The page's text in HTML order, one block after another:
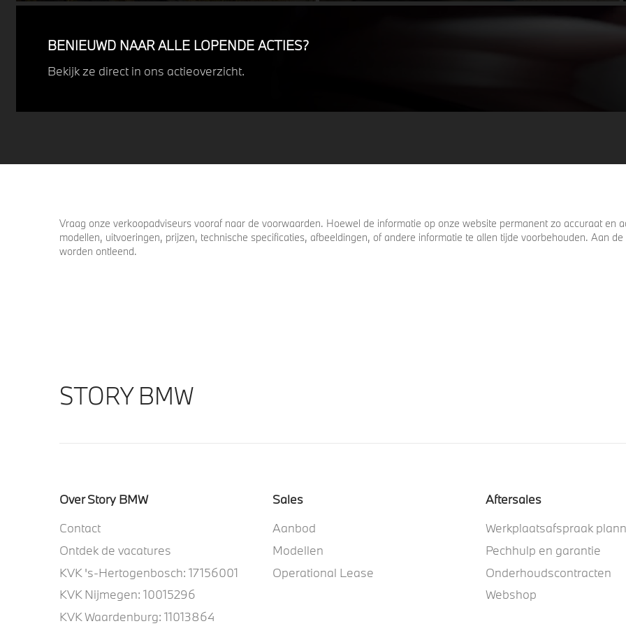
BENIEUWD NAAR ALLE LOPENDE ACTIES?
Bekijk ze direct in ons actieoverzicht.
Vraag onze verkoopadviseurs vooraf naar de voorwaarden. Hoewel de informatie op onze website permanent zo accuraat en
modellen, uitvoeringen, prijzen, technische specificaties, afbeeldingen, of andere informatie te allen tijde voorbehouden. Aan
worden ontleend.
STORY BMW
Over Story BMW
Contact
Ontdek de vacatures
KVK 's-Hertogenbosch: 17156001
KVK Nijmegen: 10015296
KVK Waardenburg: 11013864
Sales
Aanbod
Modellen
Operational Lease
Aftersales
Werkplaatsafspraak
Pechhulp en garantie
Onderhoudscontracten
Webshop